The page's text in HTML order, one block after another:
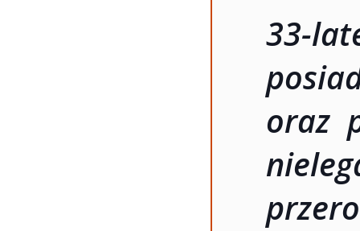
33-
oraz